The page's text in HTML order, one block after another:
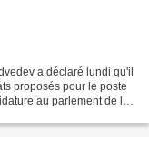
a déclaré lundi qu'il
proposés pour le poste
au parlement de la